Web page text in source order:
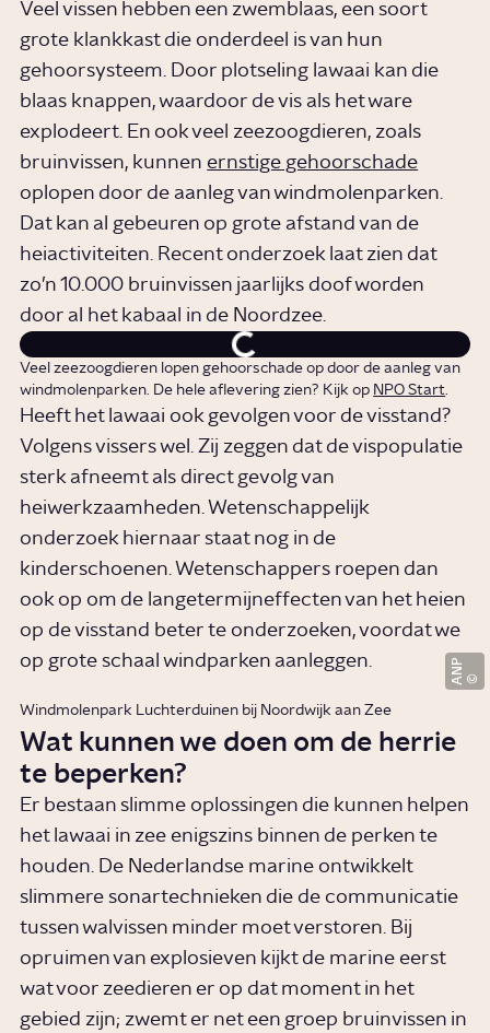
Veel vissen hebben een zwemblaas, een soort
grote klankkast die onderdeel is van hun
gehoorsysteem. Door plotseling lawaai kan die
blaas knappen, waardoor de vis als het ware
explodeert. En ook veel zeezoogdieren, zoals
bruinvissen, kunnen ernstige gehoorschade
oplopen door de aanleg van windmolenparken.
Dat kan al gebeuren op grote afstand van de
heiactiviteiten. Recent onderzoek laat zien dat
zo’n 10.000 bruinvissen jaarlijks doof worden
door al het kabaal in de Noordzee.
Veel zeezoogdieren lopen gehoorschade op door de aanleg van
windmolenparken. De hele aflevering zien? Kijk op NPO Start.
Heeft het lawaai ook gevolgen voor de visstand?
Volgens vissers wel. Zij zeggen dat de vispopulatie
sterk afneemt als direct gevolg van
heiwerkzaamheden. Wetenschappelijk
onderzoek hiernaar staat nog in de
kinderschoenen. Wetenschappers roepen dan
ook op om de langetermijneffecten van het heien
op de visstand beter te onderzoeken, voordat we
op grote schaal windparken aanleggen.
ANP
Windmolenpark Luchterduinen bij Noordwijk aan Zee
Wat kunnen we doen om de herrie
te beperken?
Er bestaan slimme oplossingen die kunnen helpen
het lawaai in zee enigszins binnen de perken te
houden. De Nederlandse marine ontwikkelt
slimmere sonartechnieken die de communicatie
tussen walvissen minder moet verstoren. Bij
opruimen van explosieven kijkt de marine eerst
wat voor zeedieren er op dat moment in het
gebied zijn; zwemt er net een groep bruinvissen in